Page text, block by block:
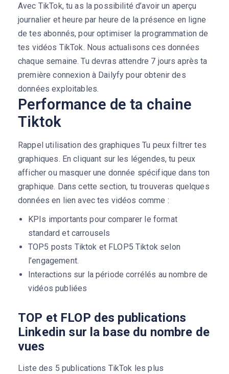
Avec TikTok, tu as la possibilité d’avoir un aperçu
journalier et heure par heure de la présence en ligne
de tes abonnés, pour optimiser la programmation de
tes vidéos TikTok. Nous actualisons ces données
chaque semaine. Tu devras attendre 7 jours après ta
première connexion à Dailyfy pour obtenir des
données exploitables.
Performance de ta chaine
Tiktok
Rappel utilisation des graphiques Tu peux filtrer tes
graphiques. En cliquant sur les légendes, tu peux
afficher ou masquer une donnée spécifique dans ton
graphique. Dans cette section, tu trouveras quelques
données en lien avec tes vidéos comme :
KPIs importants pour comparer le format
standard et carrousels
TOP5 posts Tiktok et FLOP5 Tiktok selon
l’engagement.
Interactions sur la période corrélés au nombre de
vidéos publiées
TOP et FLOP des publications
Linkedin sur la base du nombre de
vues
Liste des 5 publications TikTok les plus